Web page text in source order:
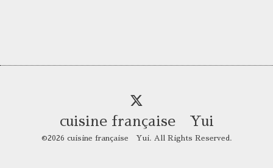
cuisine française Yui
©2026 cuisine française Yui. All Rights Reserved.